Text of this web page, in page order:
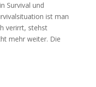
Survival und
ist man
verirrt, stehst
mehr weiter. Die